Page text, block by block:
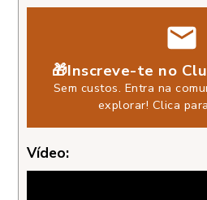
🎁Inscreve-te no
Sem custos. Entra na
explorar! Clica
Vídeo: